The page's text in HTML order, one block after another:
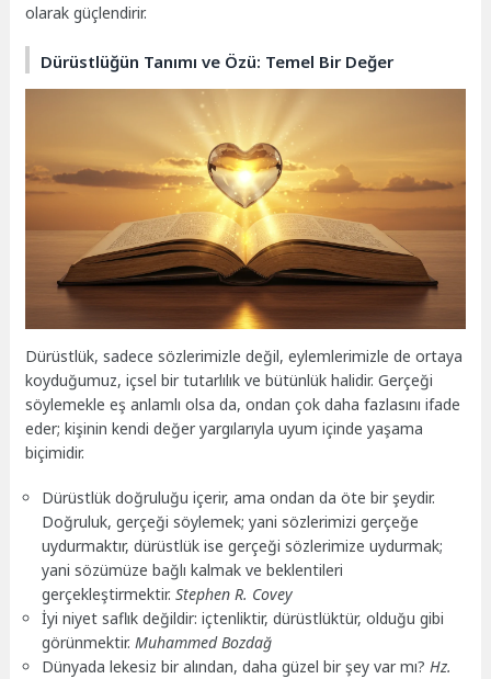
olarak güçlendirir.
Dürüstlüğün Tanımı ve Özü: Temel Bir Değer
Dürüstlük, sadece sözlerimizle değil, eylemlerimizle de ortaya
koyduğumuz, içsel bir tutarlılık ve bütünlük halidir. Gerçeği
söylemekle eş anlamlı olsa da, ondan çok daha fazlasını ifade
eder; kişinin kendi değer yargılarıyla uyum içinde yaşama
biçimidir.
Dürüstlük doğruluğu içerir, ama ondan da öte bir şeydir.
Doğruluk, gerçeği söylemek; yani sözlerimizi gerçeğe
uydurmaktır, dürüstlük ise gerçeği sözlerimize uydurmak;
yani sözümüze bağlı kalmak ve beklentileri
gerçekleştirmektir.Stephen R. Covey
İyi niyet saflık değildir: içtenliktir, dürüstlüktür, olduğu gibi
görünmektir.Muhammed Bozdağ
Dünyada lekesiz bir alından, daha güzel bir şey var mı?Hz.